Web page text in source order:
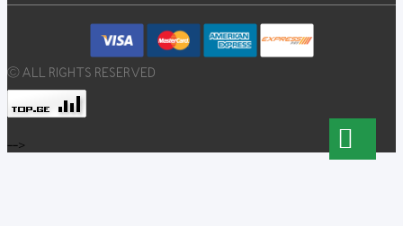
© ALL RIGHTS RESERVED
-->